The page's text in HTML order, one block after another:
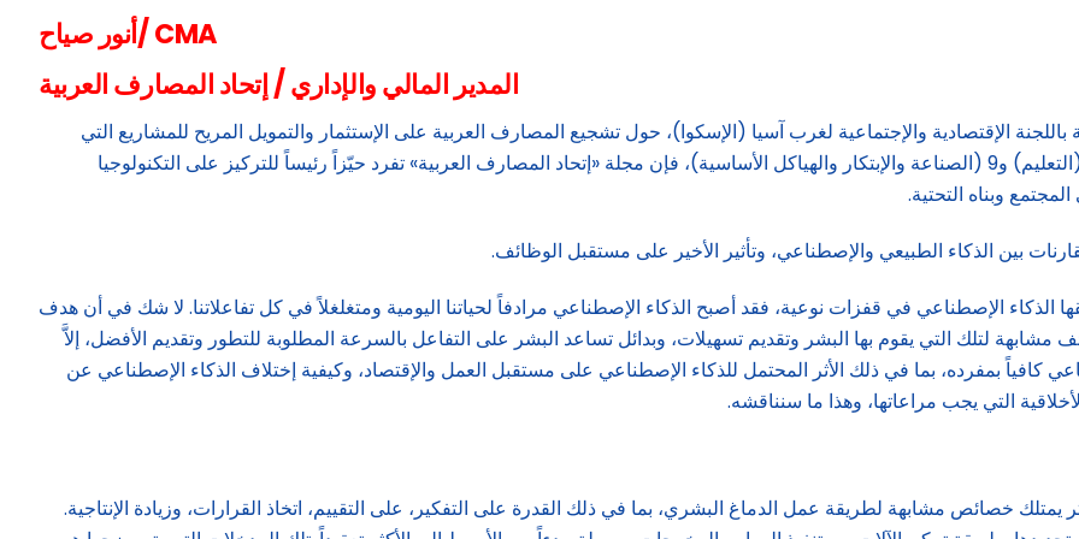
أنور صياح/ CMA
المدير المالي والإداري / إتحاد المصارف العربية
الإقتصادية والإجتماعية لغرب آسيا (الإسكوا)، حول تشجيع المصارف العربية على الإستثمار والتمويل المريح للمشاريع التي
تتضمّن أهداف التنمية المستدامة الستة، والتركيز على الهدفين 4 (التعليم) و9 (الصناعة والإبتكار والهياكل الأساسية)، فإن مجلة «إتحاد المصارف العربية» تفرد حيّزاً رئيساً للتركيز على التكنولوجيا
وبناه التحتية.
بين الذكاء الطبيعي والإصطناعي، وتأثير الأخير على مستقبل الوظائف.
الذكاء الإصطناعي في قفزات نوعية، فقد أصبح الذكاء الإصطناعي مرادفاً لحياتنا اليومية ومتغلغلاً في كل تفاعلاتنا. لا شك في أن هدف
مشابهة لتلك التي يقوم بها البشر وتقديم تسهيلات، وبدائل تساعد البشر على التفاعل بالسرعة المطلوبة للتطور وتقديم الأفضل، إلاَّ
كافياً بمفرده، بما في ذلك الأثر المحتمل للذكاء الإصطناعي على مستقبل العمل والإقتصاد، وكيفية إختلاف الذكاء الإصطناعي عن
التي يجب مراعاتها، وهذا ما سنناقشه.
خصائص مشابهة لطريقة عمل الدماغ البشري، بما في ذلك القدرة على التفكير، على التقييم، اتخاذ القرارات، وزيادة الإنتاجية.